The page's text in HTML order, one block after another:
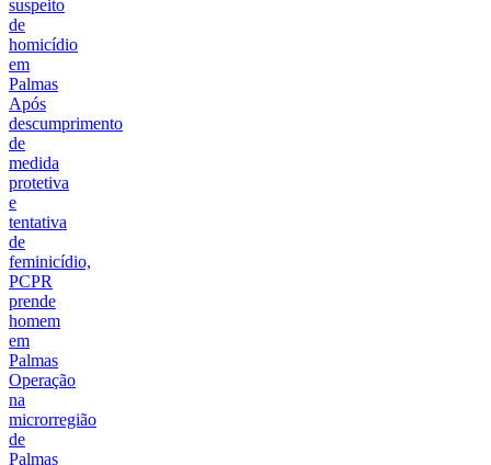
suspeito
de
homicídio
em
Palmas
Após
descumprimento
de
medida
protetiva
e
tentativa
de
feminicídio,
PCPR
prende
homem
em
Palmas
Operação
na
microrregião
de
Palmas